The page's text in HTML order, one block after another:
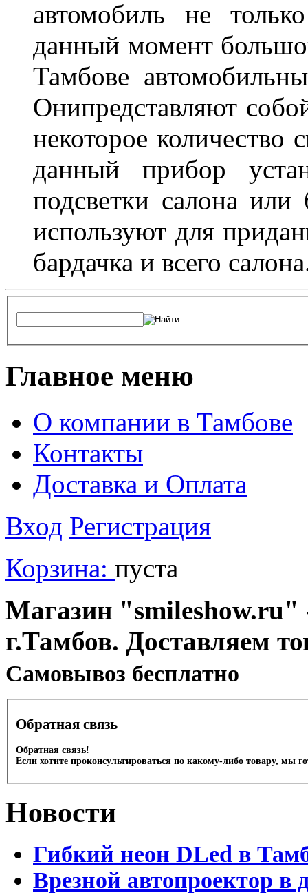
автомобиль не
данный момент
Тамбове
Онипредставляют
некоторое количество
данный прибор
подсветки салона
используют для
бардачка и всего
Главное меню
О компании в Тамбове
Контакты
Доставка и Оплата
Вход Регистрация
Корзина: пуста
Магазин "smileshow.ru"
г.Тамбов. Доставляем
Cамовывоз бесплатно
Обратная связь
Обратная связь!
Если хотите проконсультироваться по какому-либо товару, мы
Новости
Гибкий неон DLed в
Врезной автопроектор в